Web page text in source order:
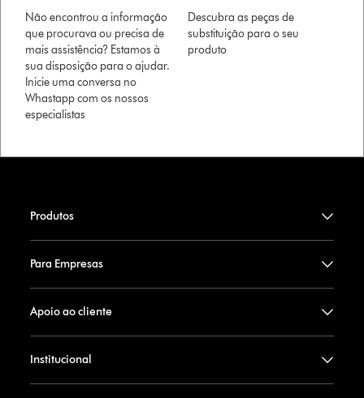
Não encontrou a informação
que procurava ou precisa de
mais assistência? Estamos à
sua disposição para o ajudar.
Inicie uma conversa no
Whastapp com os nossos
especialistas
Descubra as peças de
substituição para o seu
produto
Produtos
Para Empresas
Apoio ao cliente
Institucional